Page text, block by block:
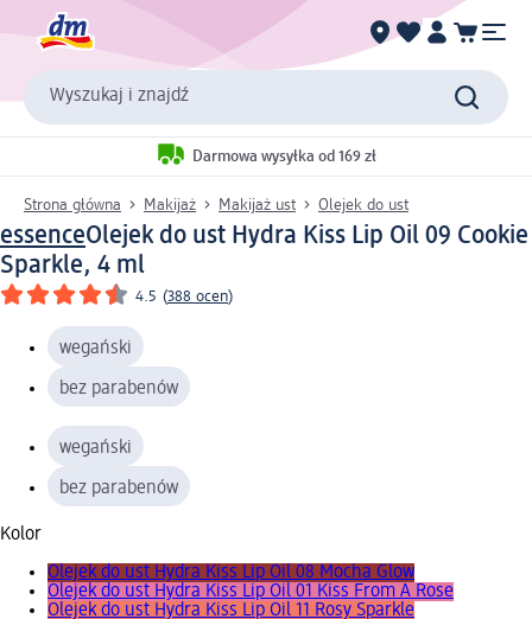
Wyszukaj i znajdź
Darmowa wysyłka od 169 zł
Strona główna Makijaż Makijaż ust Olejek do ust
essenceOlejek do ust Hydra Kiss Lip Oil 09 Cookie
Sparkle, 4 ml
4.5 (388 ocen)
wegański
bez parabenów
wegański
bez parabenów
Kolor
Olejek do ust Hydra Kiss Lip Oil 08 Mocha Glow
Olejek do ust Hydra Kiss Lip Oil 01 Kiss From A Rose
Olejek do ust Hydra Kiss Lip Oil 11 Rosy Sparkle